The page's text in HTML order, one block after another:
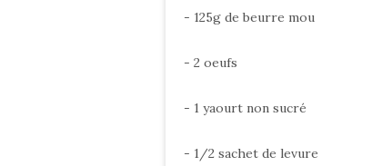
- 125g de beurre mou
- 2 oeufs
- 1 yaourt non sucré
- 1/2 sachet de levure